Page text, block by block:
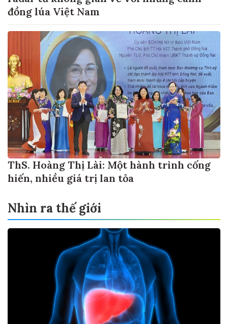
đồng lúa Việt Nam
ThS. Hoàng Thị Lài: Một hành trình cống
hiến, nhiều giá trị lan tỏa
Nhìn ra thế giới